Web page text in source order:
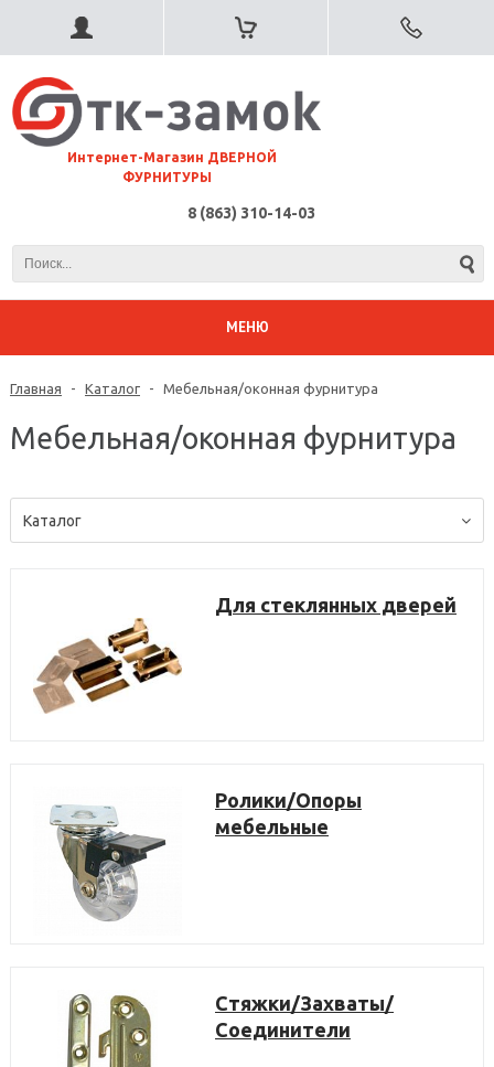
⠀Интернет-Магазин ДВЕРНОЙ
ФУРНИТУРЫ
8 (863) 310-14-03
МЕНЮ
Главная - Каталог - Мебельная/оконная фурнитура
Мебельная/оконная фурнитура
Каталог
Для стеклянных дверей
Ролики/Опоры
мебельные
Стяжки/Захваты/
Соединители